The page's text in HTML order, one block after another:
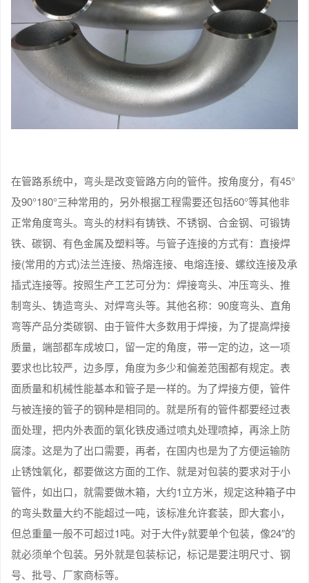
在管路系统中，弯头是改变管路方向的管件。按角度分，有45°
及90°180°三种常用的，另外根据工程需要还包括60°等其他非
正常角度弯头。弯头的材料有铸铁、不锈钢、合金钢、可锻铸
铁、碳钢、有色金属及塑料等。与管子连接的方式有：直接焊
接(常用的方式)法兰连接、热熔连接、电熔连接、螺纹连接及承
插式连接等。按照生产工艺可分为：焊接弯头、冲压弯头、推
制弯头、铸造弯头、对焊弯头等。其他名称：90度弯头、直角
弯等产品分类碳钢、由于管件大多数用于焊接，为了提高焊接
质量，端部都车成坡口，留一定的角度，带一定的边，这一项
要求也比较严，边多厚，角度为多少和偏差范围都有规定。表
面质量和机械性能基本和管子是一样的。为了焊接方便，管件
与被连接的管子的钢种是相同的。就是所有的管件都要经过表
面处理，把内外表面的氧化铁皮通过喷丸处理喷掉，再涂上防
腐漆。这是为了出口需要，再者，在国内也是为了方便运输防
止锈蚀氧化，都要做这方面的工作、就是对包装的要求对于小
管件，如出口，就需要做木箱，大约1立方米，规定这种箱子中
的弯头数量大约不能超过一吨，该标准允许套装，即大套小，
但总重量一般不可超过1吨。对于大件y就要单个包装，像24″的
就必须单个包装。另外就是包装标记，标记是要注明尺寸、钢
号、批号、厂家商标等。